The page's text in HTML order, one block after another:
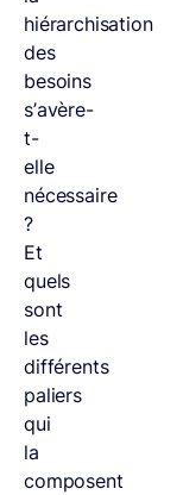
hiérarchisation
des
besoins
s’avère-
t-
elle
nécessaire
?
Et
quels
sont
les
différents
paliers
qui
la
composent